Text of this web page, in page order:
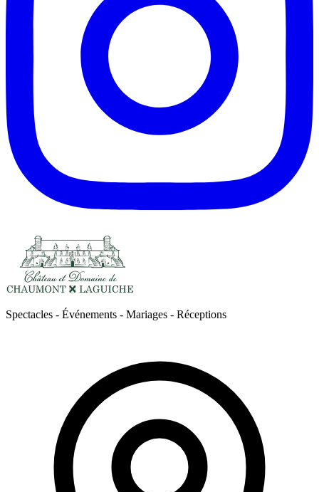
Spectacles - Événements - Mariages - Réceptions